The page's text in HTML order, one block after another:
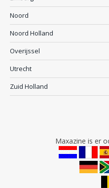
Noord
Noord Holland
Overijssel
Utrecht
Zuid Holland
Maxazine is er